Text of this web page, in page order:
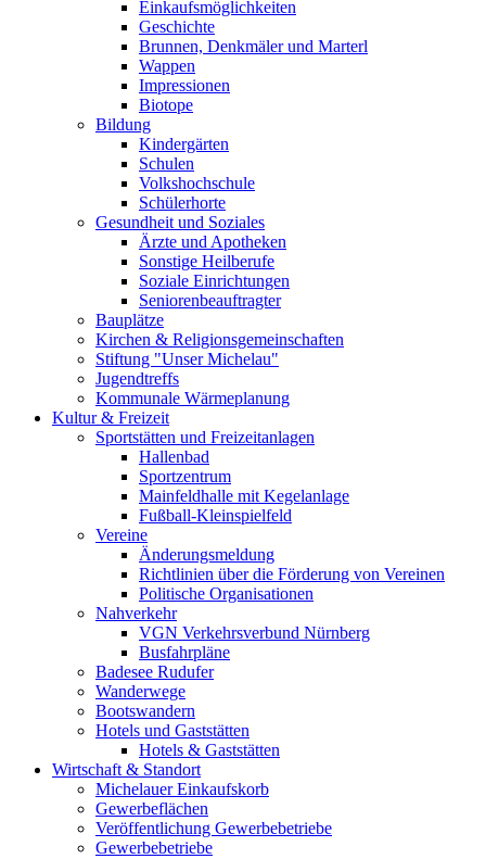
Einkaufsmöglichkeiten
Geschichte
Brunnen, Denkmäler und Marterl
Wappen
Impressionen
Biotope
Bildung
Kindergärten
Schulen
Volkshochschule
Schülerhorte
Gesundheit und Soziales
Ärzte und Apotheken
Sonstige Heilberufe
Soziale Einrichtungen
Seniorenbeauftragter
Bauplätze
Kirchen & Religionsgemeinschaften
Stiftung "Unser Michelau"
Jugendtreffs
Kommunale Wärmeplanung
Kultur & Freizeit
Sportstätten und Freizeitanlagen
Hallenbad
Sportzentrum
Mainfeldhalle mit Kegelanlage
Fußball-Kleinspielfeld
Vereine
Änderungsmeldung
Richtlinien über die Förderung von Vereinen
Politische Organisationen
Nahverkehr
VGN Verkehrsverbund Nürnberg
Busfahrpläne
Badesee Rudufer
Wanderwege
Bootswandern
Hotels und Gaststätten
Hotels & Gaststätten
Wirtschaft & Standort
Michelauer Einkaufskorb
Gewerbeflächen
Veröffentlichung Gewerbebetriebe
Gewerbebetriebe